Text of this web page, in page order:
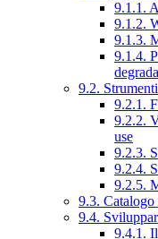
9.1.1.
9.1.2.
9.1.3.
9.1.4.
9.2.
9.2.1.
9.2.2.
use
9.2.3.
9.2.4.
9.2.5.
9.3. Catalogo
9.4.
9.4.1.